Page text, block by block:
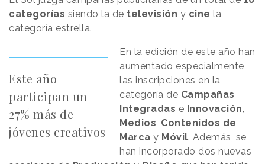
categorías siendo la de televisión y cine la
categoría estrella.
Este año
participan un
27% más de
jóvenes creativos
En la edición de este año han
aumentado especialmente
las inscripciones en la
categoría de Campañas
Integradas e Innovación,
Medios, Contenidos de
Marcay Móvil. Además, se
han incorporado dos nuevas